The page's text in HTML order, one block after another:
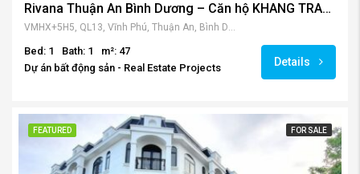
Rivana Thuận An Bình Dương – Căn hộ KHANG TRANG mặt tiền QL.13
VMHX+5H5, QL13, Vĩnh Phú, Thuận An, Bình Dương, Việt Nam
Bed: 1 Bath: 1
m²: 47
Dự án bất động sản - Real Estate Projects
Details
FEATURED FOR SALE